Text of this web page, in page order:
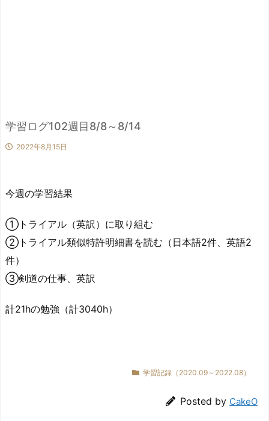
学習ログ102週目8/8～8/14
2022年8月15日
今週の学習結果
①トライアル（英訳）に取り組む
②トライアル類似特許明細書を読む（日本語2件、英語2
件）
③剣道の仕事、英訳
計21hの勉強（計3040h）
学習記録（2020.09～2022.08）
Posted by CakeO